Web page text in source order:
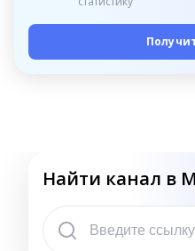
Найти канал в